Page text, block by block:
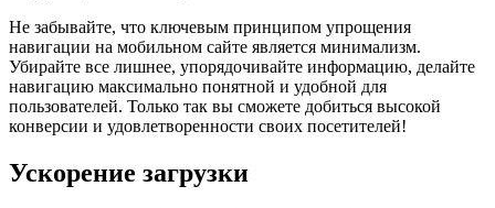
Не забывайте, что ключевым принципом упрощения
навигации на мобильном сайте является минимализм.
Убирайте все лишнее, упорядочивайте информацию, делайте
навигацию максимально понятной и удобной для
пользователей. Только так вы сможете добиться высокой
конверсии и удовлетворенности своих посетителей!
Ускорение загрузки